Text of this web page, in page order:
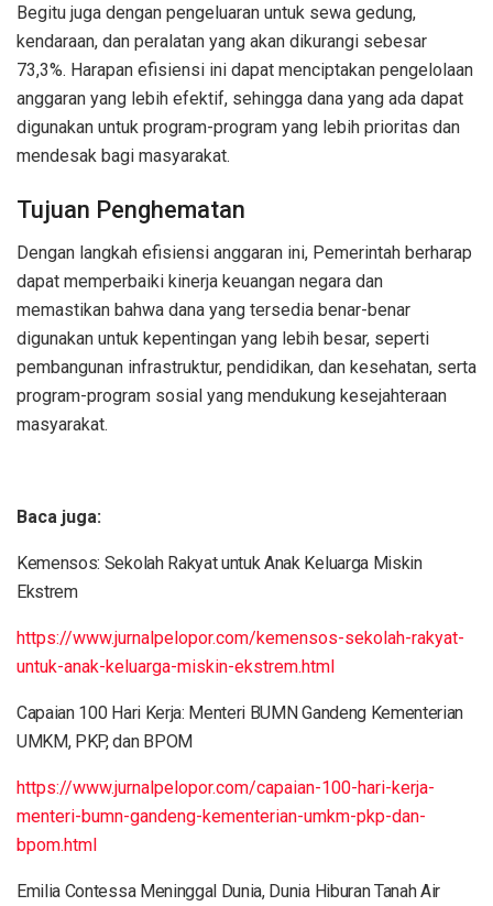
Begitu juga dengan pengeluaran untuk sewa gedung,
kendaraan, dan peralatan yang akan dikurangi sebesar
73,3%. Harapan efisiensi ini dapat menciptakan pengelolaan
anggaran yang lebih efektif, sehingga dana yang ada dapat
digunakan untuk program-program yang lebih prioritas dan
mendesak bagi masyarakat.
Tujuan Penghematan
Dengan langkah efisiensi anggaran ini, Pemerintah berharap
dapat memperbaiki kinerja keuangan negara dan
memastikan bahwa dana yang tersedia benar-benar
digunakan untuk kepentingan yang lebih besar, seperti
pembangunan infrastruktur, pendidikan, dan kesehatan, serta
program-program sosial yang mendukung kesejahteraan
masyarakat.
Baca juga:
Kemensos: Sekolah Rakyat untuk Anak Keluarga Miskin
Ekstrem
https://www.jurnalpelopor.com/kemensos-sekolah-rakyat-
untuk-anak-keluarga-miskin-ekstrem.html
Capaian 100 Hari Kerja: Menteri BUMN Gandeng Kementerian
UMKM, PKP, dan BPOM
https://www.jurnalpelopor.com/capaian-100-hari-kerja-
menteri-bumn-gandeng-kementerian-umkm-pkp-dan-
bpom.html
Emilia Contessa Meninggal Dunia, Dunia Hiburan Tanah Air